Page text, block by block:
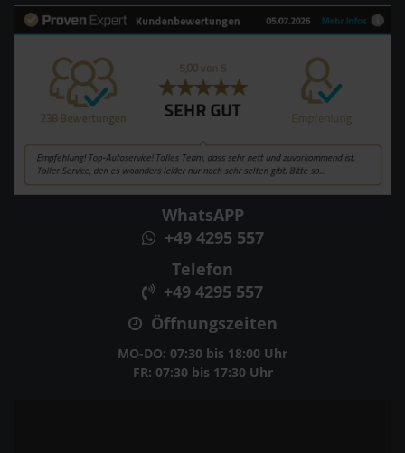
WhatsAPP
+49 4295 557
Telefon
+49 4295 557
Öffnungszeiten
MO-DO: 07:30 bis 18:00 Uhr
FR: 07:30 bis 17:30 Uhr